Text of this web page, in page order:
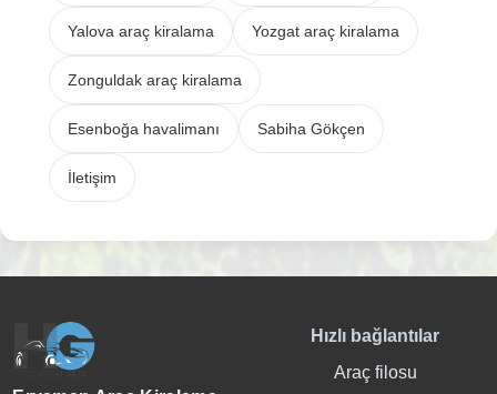
Yalova araç kiralama Yozgat araç kiralama
Zonguldak araç kiralama
Esenboğa havalimanı Sabiha Gökçen
İletişim
Hızlı bağlantılar
Araç filosu